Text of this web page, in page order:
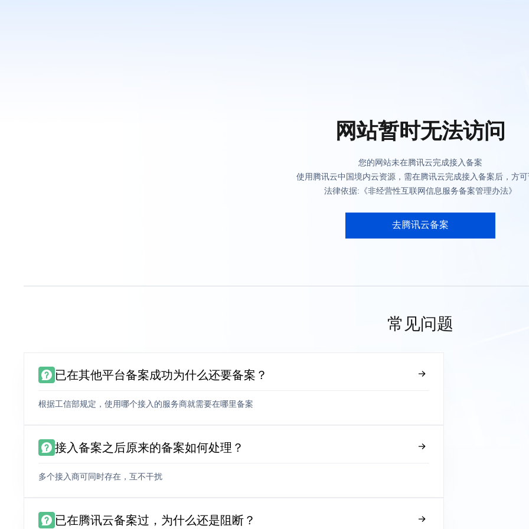
网站暂时无法访问
您的网站未在腾讯云完成接入备案
使用腾讯云中国境内云资源，需在腾讯云完成接入备案后，方
法律依据:《非经营性互联网信息服务备案管理办法》
去腾讯云备案
常见问题
已在其他平台备案成功为什么还要备案？
根据工信部规定，使用哪个接入的服务商就需要在哪里备案
接入备案之后原来的备案如何处理？
多个接入商可同时存在，互不干扰
已在腾讯云备案过，为什么还是阻断？